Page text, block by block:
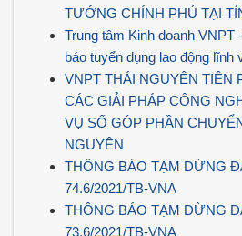
TƯỚNG CHÍNH PHỦ TẠI
Trung tâm Kinh doanh VNPT
báo tuyển dụng lao động
VNPT THÁI NGUYÊN TIÊN
CÁC GIẢI PHÁP CÔNG
VỤ SỐ GÓP PHẦN
NGUYÊN
THÔNG BÁO TẠM DỪNG
74.6/2021/TB-VNA
THÔNG BÁO TẠM DỪNG
73.6/2021/TB-VNA